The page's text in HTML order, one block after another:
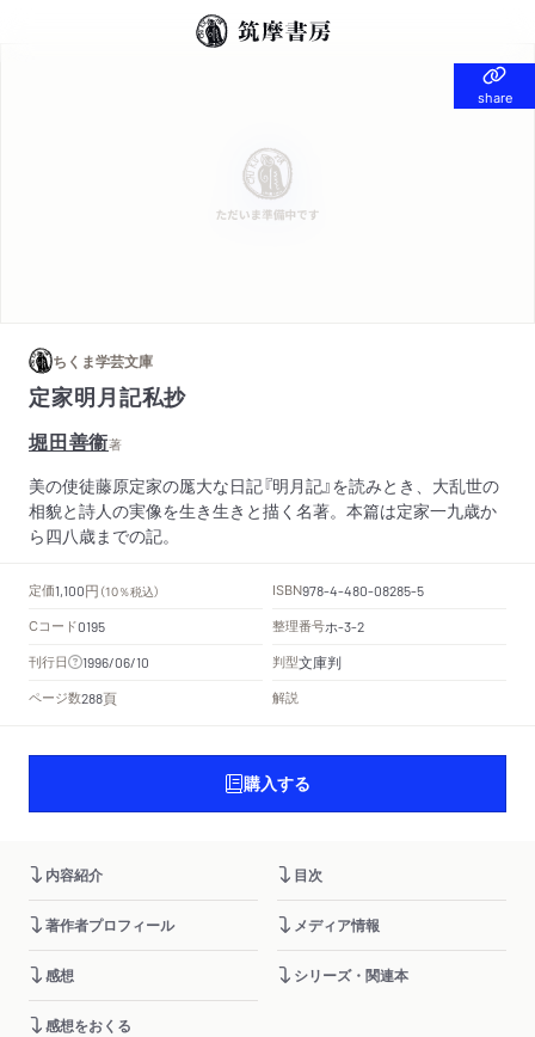
share
share
ちくま学芸文庫
定家明月記私抄
堀田善衞著
美の使徒藤原定家の厖大な日記『明月記』を読みとき、大乱世の
相貌と詩人の実像を生き生きと描く名著。本篇は定家一九歳か
ら四八歳までの記。
定価1,100円 （10％税込） ISBN978-4-480-08285-5
Cコード0195 整理番号ホ-3-2
刊行日 1996/06/10 判型文庫判
ページ数288頁 解説
購入する
内容紹介 目次
著作者プロフィール メディア情報
感想 シリーズ・関連本
感想をおくる